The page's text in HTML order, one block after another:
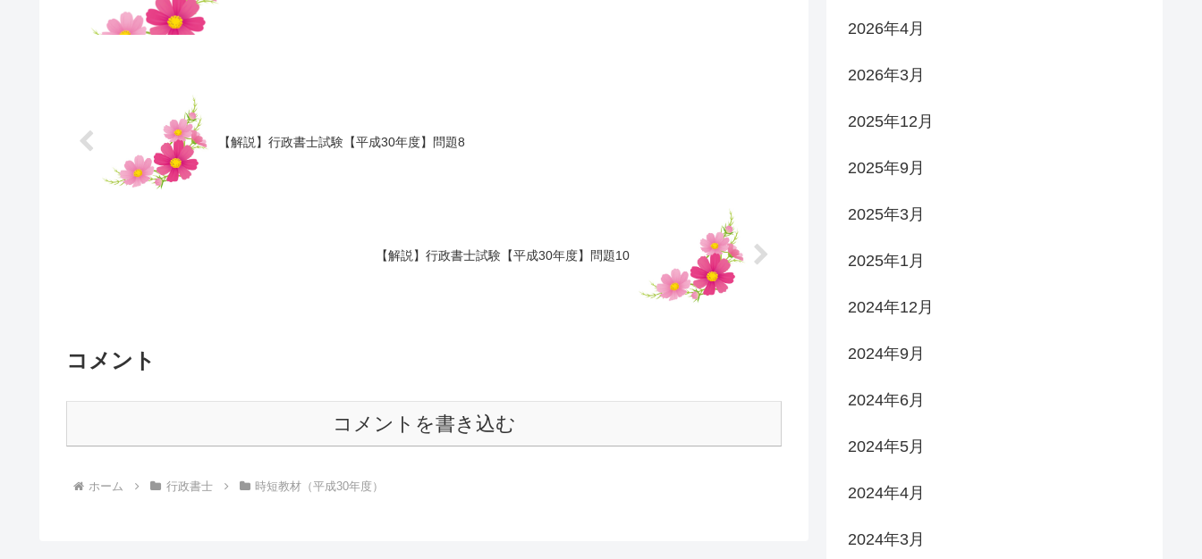
【解説】行政書士試験【平成30年度】問題8
【解説】行政書士試験【平成30年度】問題10
コメント
コメントを書き込む
ホーム 行政書士 時短教材（平成30年度）
2026年4月
2026年3月
2025年12月
2025年9月
2025年3月
2025年1月
2024年12月
2024年9月
2024年6月
2024年5月
2024年4月
2024年3月